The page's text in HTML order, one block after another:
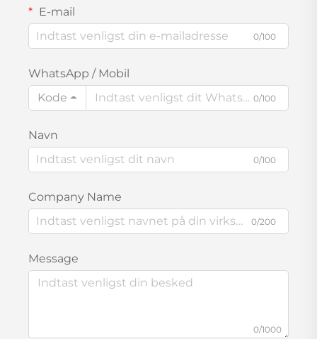
E-mail
0/100
WhatsApp / Mobil
Kode
0/100
Navn
0/100
Company Name
0/200
Message
0/1000